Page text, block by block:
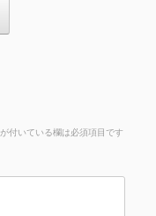
が付いている欄は必須項目です